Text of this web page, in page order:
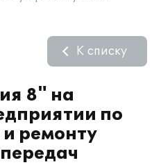
8" на
по
и ремонту
К списку